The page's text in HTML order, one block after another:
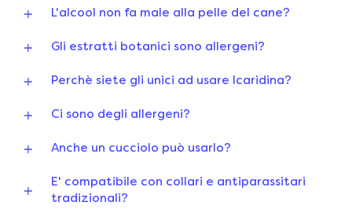
L'alcool non fa male alla pelle del cane?
Gli estratti botanici sono allergeni?
Perchè siete gli unici ad usare Icaridina?
Ci sono degli allergeni?
Anche un cucciolo può usarlo?
E' compatibile con collari e antiparassitari
tradizionali?